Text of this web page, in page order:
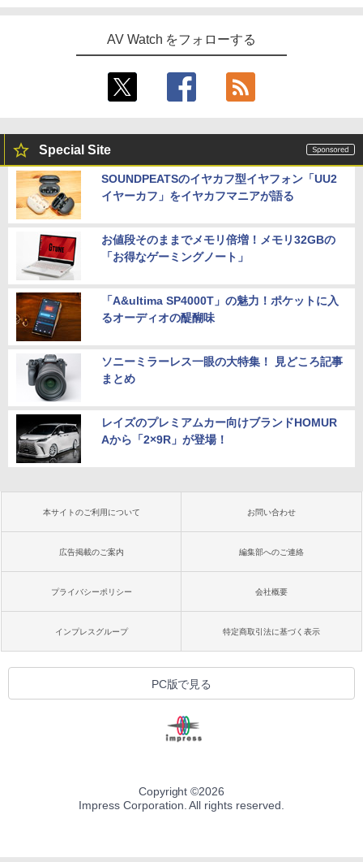
AV Watch をフォローする
Special Site
SOUNDPEATSのイヤカフ型イヤフォン「UU2
イヤーカフ」をイヤカフマニアが語る
お値段そのままでメモリ倍増！メモリ32GBの
「お得なゲーミングノート」
「A&ultima SP4000T」の魅力！ポケットに入
るオーディオの醍醐味
ソニーミラーレス一眼の大特集！ 見どころ記事
まとめ
レイズのプレミアムカー向けブランドHOMUR
Aから「2×9R」が登場！
本サイトのご利用について お問い合わせ
広告掲載のご案内 編集部へのご連絡
プライバシーポリシー 会社概要
インプレスグループ 特定商取引法に基づく表示
PC版で見る
Copyright ©2026
Impress Corporation. All rights reserved.